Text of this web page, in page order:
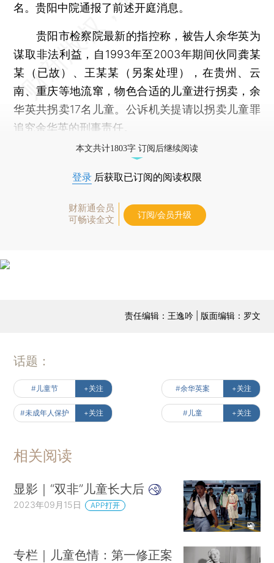
名。贵阳中院通报了前述开庭消息。
贵阳市检察院最新的指控称，被告人余华英为
谋取非法利益，自1993年至2003年期间伙同龚某
某（已故）、王某某（另案处理），在贵州、云
南、重庆等地流窜，物色合适的儿童进行拐卖，余
华英共拐卖17名儿童。公诉机关提请以拐卖儿童罪
追究余华英的刑事责任。
本文共计1803字 订阅后继续阅读
登录 后获取已订阅的阅读权限
财新通会员
可畅读全文
订阅/会员升级
责任编辑：王逸吟 | 版面编辑：罗文
话题：
#儿童节 +关注 #余华英案 +关注
#未成年人保护 +关注 #儿童 +关注
相关阅读
显影｜“双非”儿童长大后
2023年09月15日 APP打开
专栏｜儿童色情：第一修正案